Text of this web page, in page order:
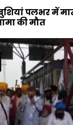
पलभर में
की मौत